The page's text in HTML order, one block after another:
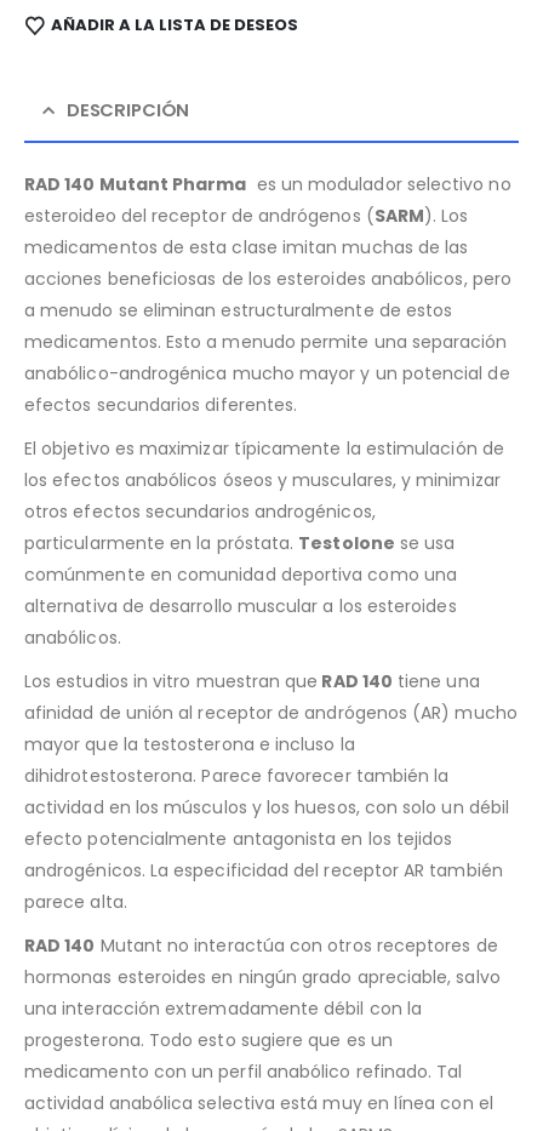
AÑADIR A LA LISTA DE DESEOS
DESCRIPCIÓN
RAD 140 Mutant Pharma es un modulador selectivo no
esteroideo del receptor de andrógenos (SARM). Los
medicamentos de esta clase imitan muchas de las
acciones beneficiosas de los esteroides anabólicos, pero
a menudo se eliminan estructuralmente de estos
medicamentos. Esto a menudo permite una separación
anabólico-androgénica mucho mayor y un potencial de
efectos secundarios diferentes.
El objetivo es maximizar típicamente la estimulación de
los efectos anabólicos óseos y musculares, y minimizar
otros efectos secundarios androgénicos,
particularmente en la próstata. Testolone se usa
comúnmente en comunidad deportiva como una
alternativa de desarrollo muscular a los esteroides
anabólicos.
Los estudios in vitro muestran que RAD 140 tiene una
afinidad de unión al receptor de andrógenos (AR) mucho
mayor que la testosterona e incluso la
dihidrotestosterona. Parece favorecer también la
actividad en los músculos y los huesos, con solo un débil
efecto potencialmente antagonista en los tejidos
androgénicos. La especificidad del receptor AR también
parece alta.
RAD 140 Mutant no interactúa con otros receptores de
hormonas esteroides en ningún grado apreciable, salvo
una interacción extremadamente débil con la
progesterona. Todo esto sugiere que es un
medicamento con un perfil anabólico refinado. Tal
actividad anabólica selectiva está muy en línea con el